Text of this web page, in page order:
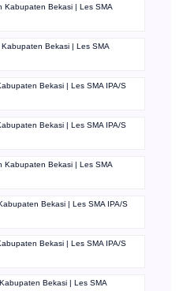
Kabupaten Bekasi | Les SMA
Bekasi | Les SMA
Bekasi | Les SMA IPA/S
Bekasi | Les SMA IPA/S
Kabupaten Bekasi | Les SMA
Bekasi | Les SMA IPA/S
Bekasi | Les SMA IPA/S
Bekasi | Les SMA